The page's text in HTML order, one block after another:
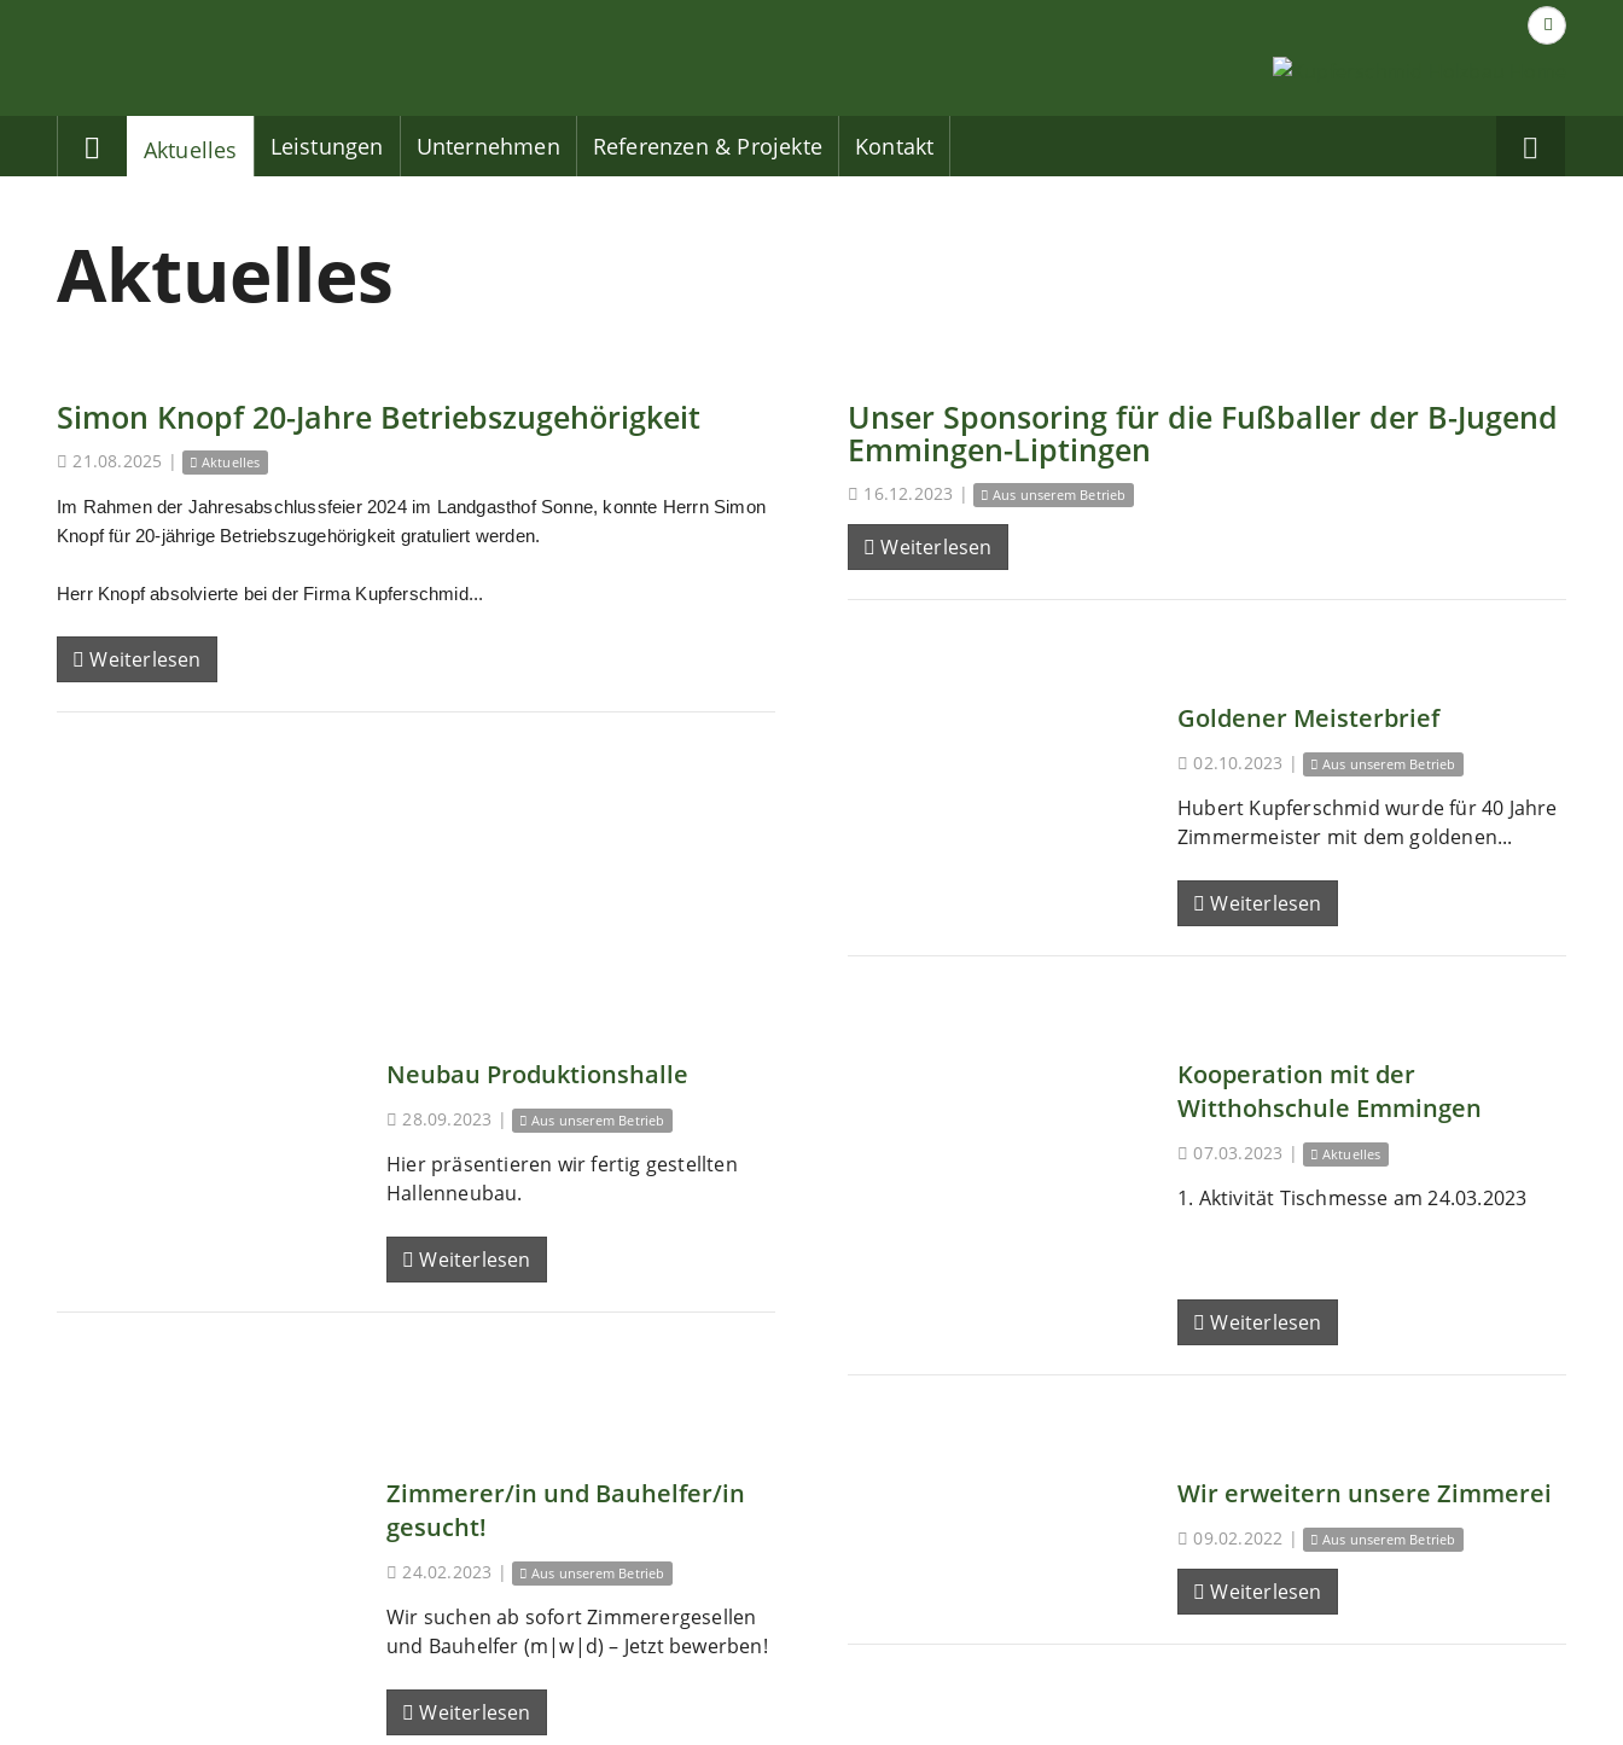
Suche
nach...
Home
Aktuelles Leistungen Unternehmen Referenzen & Projekte Kontakt
auf
Aktuelles
Simon Knopf 20-Jahre Betriebszugehörigkeit
21.08.2025 | Aktuelles
Im Rahmen der Jahresabschlussfeier 2024 im Landgasthof Sonne, konnte Herrn Simon
Knopf für 20-jährige Betriebszugehörigkeit gratuliert werden.
Herr Knopf absolvierte bei der Firma Kupferschmid...
Weiterlesen
Unser Sponsoring für die Fußballer der B-Jugend
Emmingen-Liptingen
16.12.2023 | Aus unserem Betrieb
Weiterlesen
Goldener Meisterbrief
02.10.2023 | Aus unserem Betrieb
Hubert Kupferschmid wurde für 40 Jahre
Zimmermeister mit dem goldenen...
Weiterlesen
Neubau Produktionshalle
28.09.2023 | Aus unserem Betrieb
Hier präsentieren wir fertig gestellten
Hallenneubau.
Weiterlesen
Kooperation mit der
Witthohschule Emmingen
07.03.2023 | Aktuelles
1. Aktivität Tischmesse am 24.03.2023
Weiterlesen
Zimmerer/in und Bauhelfer/in
gesucht!
24.02.2023 | Aus unserem Betrieb
Wir suchen ab sofort Zimmerergesellen
und Bauhelfer (m|w|d) – Jetzt bewerben!
Weiterlesen
Wir erweitern unsere Zimmerei
09.02.2022 | Aus unserem Betrieb
Weiterlesen